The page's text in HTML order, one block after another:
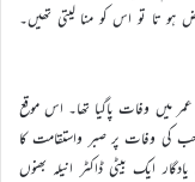
ہو تا تو اس کو منا لیتی تھیں۔
طور پر معذور تھا) ۲۲؍ سال کی عمر میں وفات پاگیا تھا۔ اس موقع
کی وفات پر صبر واستقامت کا
ایک بیٹی ڈاکٹر انیلہ بھنوں